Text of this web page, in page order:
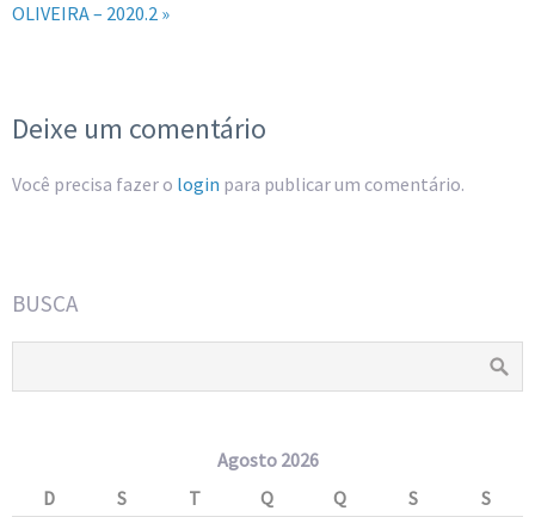
OLIVEIRA – 2020.2 »
Deixe um comentário
Você precisa fazer o login para publicar um comentário.
BUSCA
Agosto 2026
D
S T Q Q S
S